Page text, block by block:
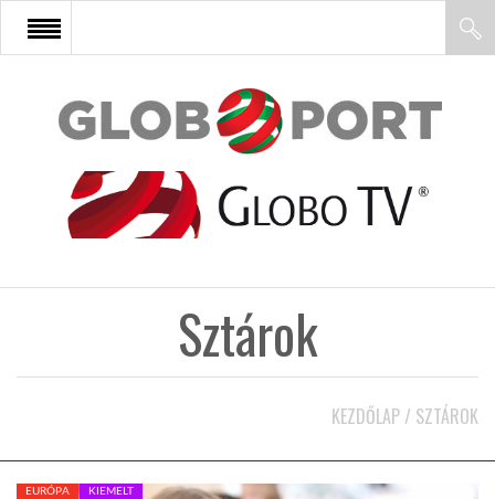
FŐOLDAL
AFRIKA
Sztárok
KEZDŐLAP / SZTÁROK
EURÓPA KIEMELT